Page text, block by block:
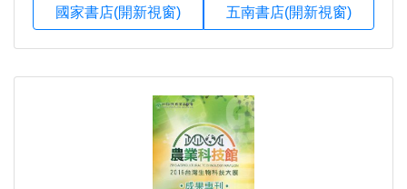
國家書店(開新視窗) 五南書店(開新視窗)